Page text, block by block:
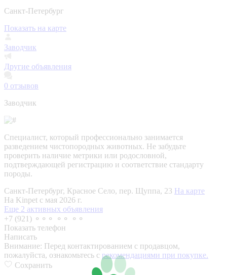
Санкт-Петербург
Показать на карте
Заводчик
Другие объявления
0 отзывов
Заводчик
Специалист, который профессионально занимается
разведением чистопородных животных. Не забудьте
проверить наличие метрики или родословной,
подтверждающей регистрацию и соответствие стандарту
породы.
Санкт-Петербург, Красное Село, пер. Щуппа, 23 На карте
На Kinpet c мая 2026 г.
Еще 2 активных объявления
+7 (921) ⚬⚬⚬ ⚬⚬ ⚬⚬
Показать телефон
Написать
Внимание: Перед контактированием с продавцом,
пожалуйста, ознакомьтесь с рекомендациями при покупке.
Сохранить